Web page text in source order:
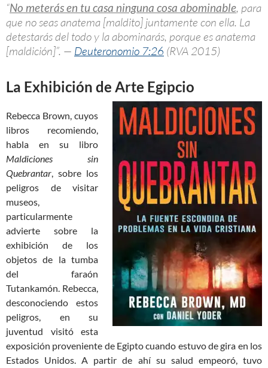
“No meterás en tu casa ninguna cosa abominable, para
que no seas anatema [maldito] juntamente con ella. La
detestarás del todo y la abominarás, porque es anatema
[maldición]”. — Deuteronomio 7:26 (RVA 2015)
La Exhibición de Arte Egipcio
Rebecca Brown, cuyos
libros recomiendo,
habla en su libro
Maldiciones sin
Quebrantar, sobre los
peligros de visitar
museos,
particularmente
advierte sobre la
exhibición de los
objetos de la tumba
del faraón
Tutankamón. Rebecca,
desconociendo estos
peligros, en su
juventud visitó esta
exposición proveniente de Egipto cuando estuvo de gira en los
Estados Unidos. A partir de ahí su salud empeoró, tuvo